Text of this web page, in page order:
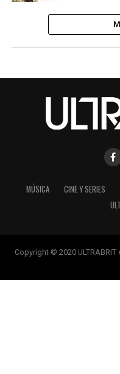
MÚSICA CINE Y SERIES
Copyright © 2020